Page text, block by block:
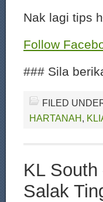
Nak lagi tips
Follow
### Sila
FILED
HARTANAH,
KL
Salak